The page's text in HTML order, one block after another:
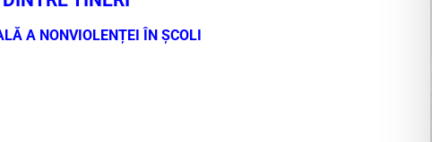
A NONVIOLENȚEI ÎN ȘCOLI